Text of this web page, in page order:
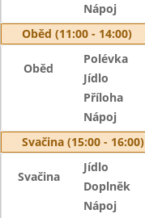
Nápoj
Oběd (11:00 - 14:00)
Oběd
Polévka
Jídlo
Příloha
Nápoj
Svačina (15:00 - 16:00)
Svačina
Jídlo
Doplněk
Nápoj